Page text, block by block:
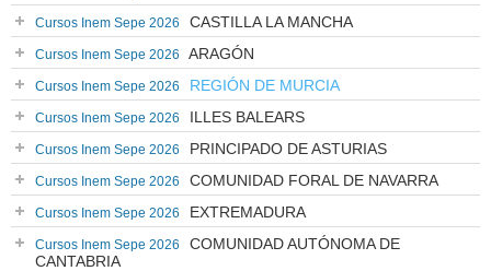
Cursos Inem Sepe 2026 CASTILLA LA MANCHA
Cursos Inem Sepe 2026 ARAGÓN
Cursos Inem Sepe 2026 REGIÓN DE MURCIA
Cursos Inem Sepe 2026 ILLES BALEARS
Cursos Inem Sepe 2026 PRINCIPADO DE ASTURIAS
Cursos Inem Sepe 2026 COMUNIDAD FORAL DE NAVARRA
Cursos Inem Sepe 2026 EXTREMADURA
Cursos Inem Sepe 2026
COMUNIDAD AUTÓNOMA DE
CANTABRIA